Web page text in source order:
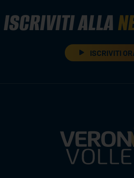
ISCRIVITI ALLA
ISCRIVITI